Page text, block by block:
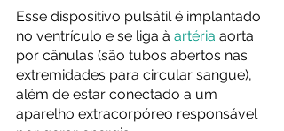
Esse dispositivo pulsátil é implantado
no ventrículo e se liga à artéria aorta
por cânulas (são tubos abertos nas
extremidades para circular sangue),
além de estar conectado a um
aparelho extracorpóreo responsável